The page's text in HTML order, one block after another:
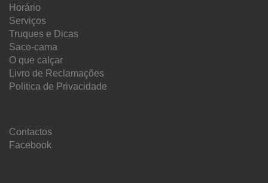
Horário
Serviços
Truques e Dicas
Saco-cama
O que calçar
Livro de Reclamações
Politica de Privacidade
Contactos
Facebook